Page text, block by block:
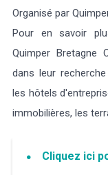
Organisé par
Pour en savoir
Quimper Bretagne
dans leur
les hôtels
immobilières, les
Cliquez ici